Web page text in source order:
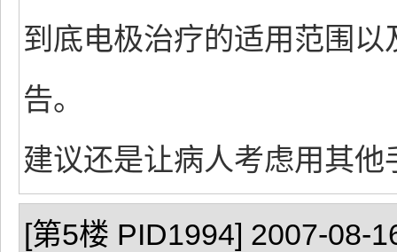
到底电极治疗的适用范围
告。
建议还是让病人考虑用其他
[第5楼 PID1994] 2007-08-